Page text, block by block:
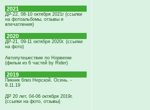
2021
ДР-22, 08-10 октября 2021г (ссылки
на фотоальбомы, отзывы и
впечатления)
2020
ДР-21, 09-11 октября 2020г. (ссылки
на фото)
Автопутешествие по Норвегии
(фильм из 6 частей by Rider)
2019
Пикник близ Нерской. Осень. -
9.11.19
ДР 20 лет, 04-06 октября 2019г.
(ссылки на фото, отзывы)